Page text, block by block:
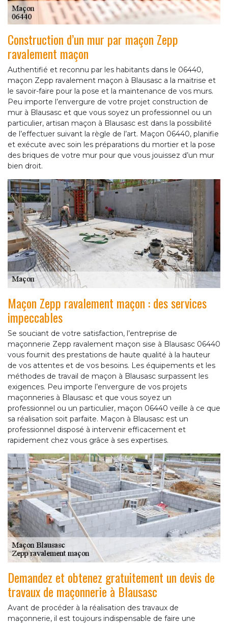
Construction d’un mur par maçon Zepp
ravalement maçon
Authentifié et reconnu par les habitants dans le 06440,
maçon Zepp ravalement maçon à Blausasc a la maitrise et
le savoir-faire pour la pose et la maintenance de vos murs.
Peu importe l’envergure de votre projet construction de
mur à Blausasc et que vous soyez un professionnel ou un
particulier, artisan maçon à Blausasc est dans la possibilité
de l’effectuer suivant la règle de l’art. Maçon 06440, planifie
et exécute avec soin les préparations du mortier et la pose
des briques de votre mur pour que vous jouissez d’un mur
bien droit.
Maçon Zepp ravalement maçon : des services
impeccables
Se souciant de votre satisfaction, l’entreprise de
maçonnerie Zepp ravalement maçon sise à Blausasc 06440
vous fournit des prestations de haute qualité à la hauteur
de vos attentes et de vos besoins. Les équipements et les
méthodes de travail de maçon à Blausasc surpassent les
exigences. Peu importe l’envergure de vos projets
maçonneries à Blausasc et que vous soyez un
professionnel ou un particulier, maçon 06440 veille à ce que
sa réalisation soit parfaite. Maçon à Blausasc est un
professionnel disposé à intervenir efficacement et
rapidement chez vous grâce à ses expertises.
Demandez et obtenez gratuitement un devis de
travaux de maçonnerie à Blausasc
Avant de procéder à la réalisation des travaux de
maçonnerie, il est toujours indispensable de faire une